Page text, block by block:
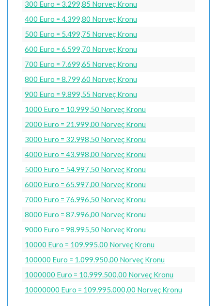
300 Euro = 3.299,85 Norveç Kronu
400 Euro = 4.399,80 Norveç Kronu
500 Euro = 5.499,75 Norveç Kronu
600 Euro = 6.599,70 Norveç Kronu
700 Euro = 7.699,65 Norveç Kronu
800 Euro = 8.799,60 Norveç Kronu
900 Euro = 9.899,55 Norveç Kronu
1000 Euro = 10.999,50 Norveç Kronu
2000 Euro = 21.999,00 Norveç Kronu
3000 Euro = 32.998,50 Norveç Kronu
4000 Euro = 43.998,00 Norveç Kronu
5000 Euro = 54.997,50 Norveç Kronu
6000 Euro = 65.997,00 Norveç Kronu
7000 Euro = 76.996,50 Norveç Kronu
8000 Euro = 87.996,00 Norveç Kronu
9000 Euro = 98.995,50 Norveç Kronu
10000 Euro = 109.995,00 Norveç Kronu
100000 Euro = 1.099.950,00 Norveç Kronu
1000000 Euro = 10.999.500,00 Norveç Kronu
10000000 Euro = 109.995.000,00 Norveç Kronu